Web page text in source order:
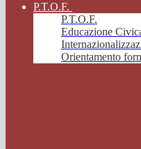
P.T.O.F.
P.T.O.F.
Educazione
Orientamento